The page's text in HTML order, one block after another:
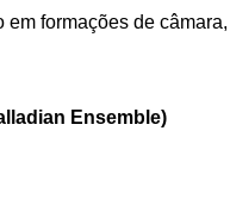
em formações de câmara,
Ensemble)